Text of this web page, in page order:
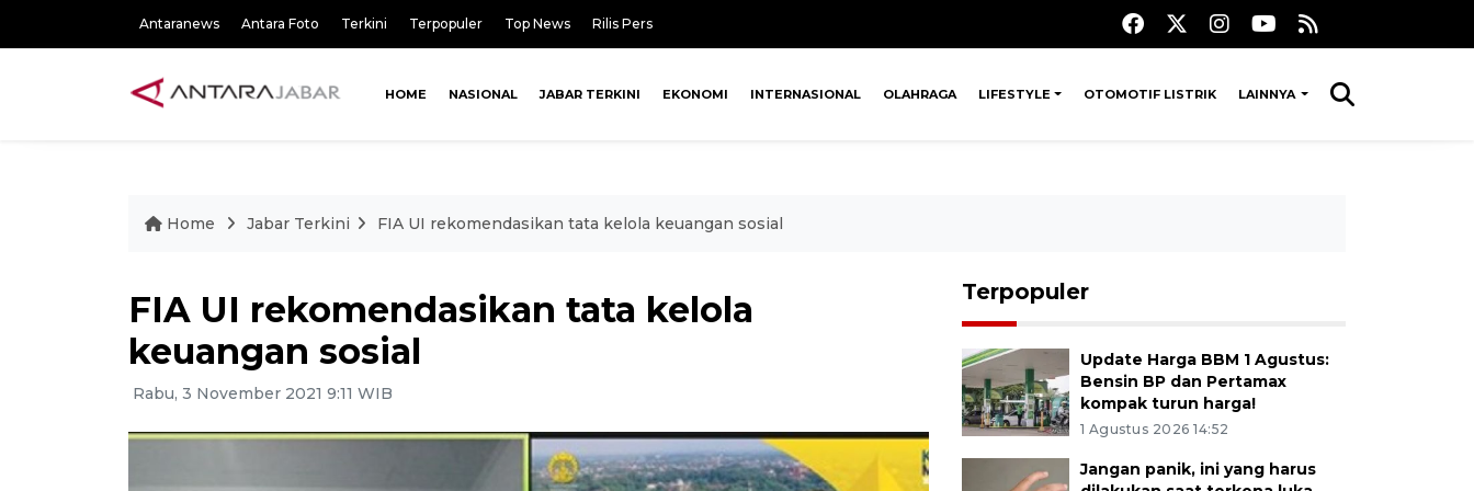
Antaranews Antara Foto Terkini Terpopuler Top News Rilis Pers
HOME NASIONAL JABAR TERKINI EKONOMI INTERNASIONAL OLAHRAGA LIFESTYLE OTOMOTIF LISTRIK LAINNYA
Home Jabar Terkini FIA UI rekomendasikan tata kelola keuangan sosial
FIA UI rekomendasikan tata kelola
keuangan sosial
Rabu, 3 November 2021 9:11 WIB
Terpopuler
Update Harga BBM 1 Agustus:
Bensin BP dan Pertamax
kompak turun harga!
1 Agustus 2026 14:52
Jangan panik, ini yang harus